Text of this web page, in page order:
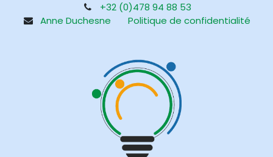
+32 (0)478 94 88 53
Anne Duchesne
Politique de confidentialité